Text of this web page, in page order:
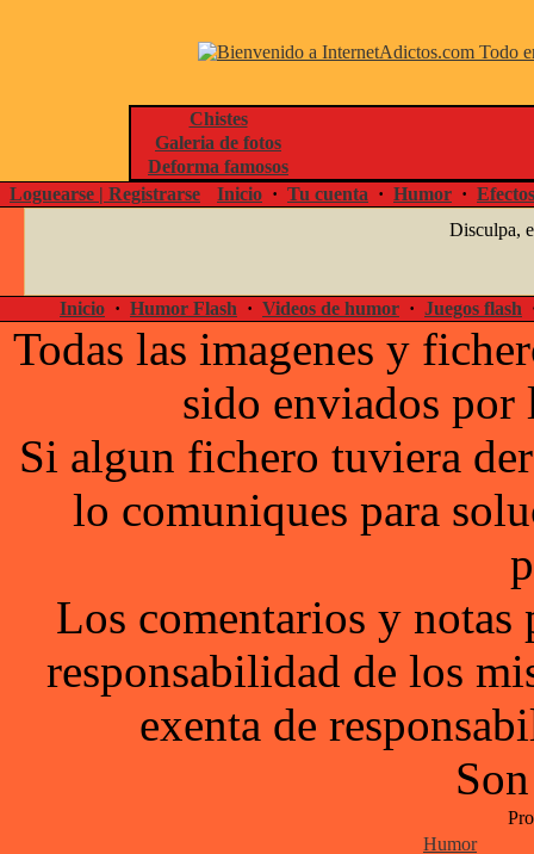
Chistes
Galeria de fotos
Deforma famosos
Loguearse | Registrarse
Inicio · Tu cuenta · Humor ·
Disculpa,
Inicio · Humor Flash · Videos de humor · Juegos flash
Todas las imagenes y
sido enviados por
Si algun fichero tuviera
lo comuniques para
Los comentarios y notas
responsabilidad de los
exenta de
Humor